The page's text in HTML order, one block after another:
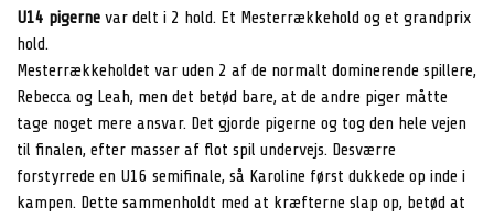
U14 pigerne var delt i 2 hold. Et Mesterrækkehold og et grandprix
hold.
Mesterrækkeholdet var uden 2 af de normalt dominerende spillere,
Rebecca og Leah, men det betød bare, at de andre piger måtte
tage noget mere ansvar. Det gjorde pigerne og tog den hele vejen
til finalen, efter masser af flot spil undervejs. Desværre
forstyrrede en U16 semifinale, så Karoline først dukkede op inde i
kampen. Dette sammenholdt med at kræfterne slap op, betød at